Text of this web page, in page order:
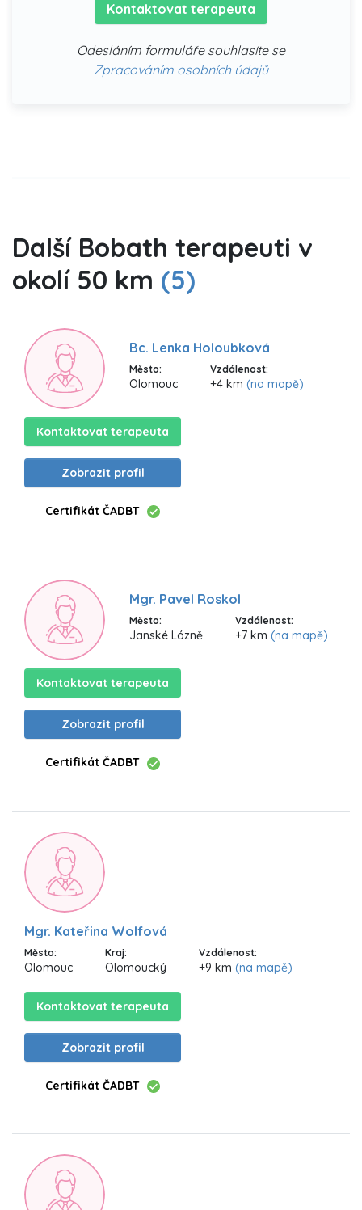
Kontaktovat terapeuta
Odesláním formuláře souhlasíte se
Zpracováním osobních údajů
Další Bobath terapeuti v
okolí 50 km (5)
Bc. Lenka Holoubková
Město:
Olomouc
Vzdálenost:
+4 km (na mapě)
Kontaktovat terapeuta
Zobrazit profil
Certifikát ČADBT
Mgr. Pavel Roskol
Město:
Janské Lázně
Vzdálenost:
+7 km (na mapě)
Kontaktovat terapeuta
Zobrazit profil
Certifikát ČADBT
Mgr. Kateřina Wolfová
Město:
Olomouc
Kraj:
Olomoucký
Vzdálenost:
+9 km (na mapě)
Kontaktovat terapeuta
Zobrazit profil
Certifikát ČADBT